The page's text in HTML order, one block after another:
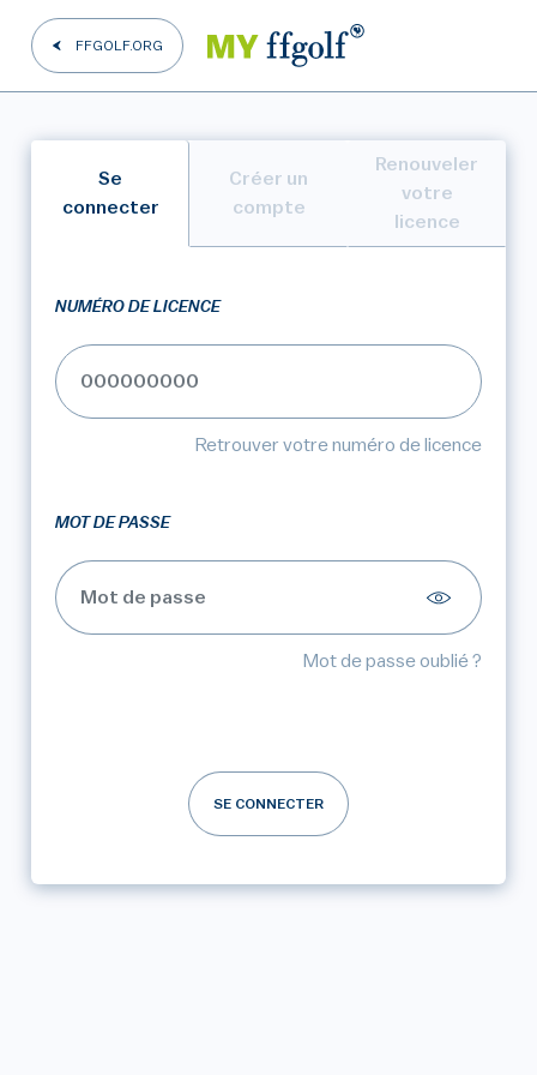
FFGOLF.ORG
Se
connecter
Créer un
compte
Renouveler
votre
licence
NUMÉRO DE LICENCE
Retrouver votre numéro de licence
MOT DE PASSE
Mot de passe oublié ?
SE CONNECTER